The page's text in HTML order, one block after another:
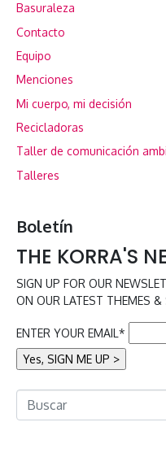
Basuraleza
Contacto
Equipo
Menciones
Mi cuerpo, mi decisión
Recicladoras
Taller de comunicación
Talleres
Boletín
THE KORRA'S
SIGN UP FOR OUR
ON OUR LATEST THEMES &
ENTER YOUR EMAIL*